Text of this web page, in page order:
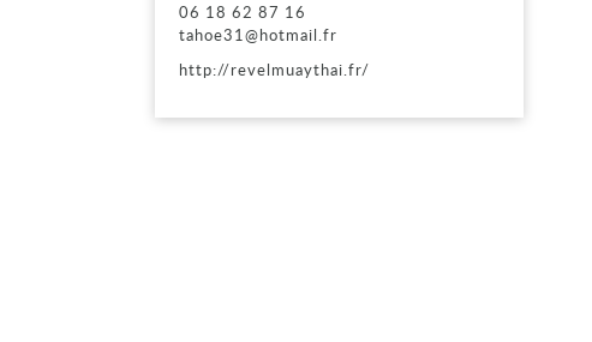
06 18 62 87 16
tahoe31@hotmail.fr
http://revelmuaythai.fr/